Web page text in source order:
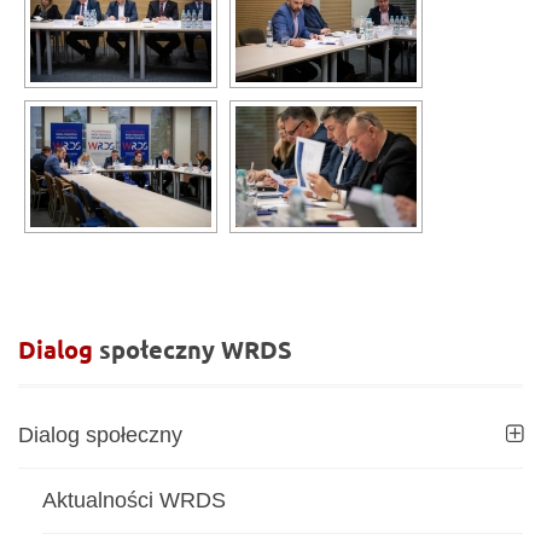
Dialog społecznyWRDS
Dialog społeczny
Aktualności WRDS